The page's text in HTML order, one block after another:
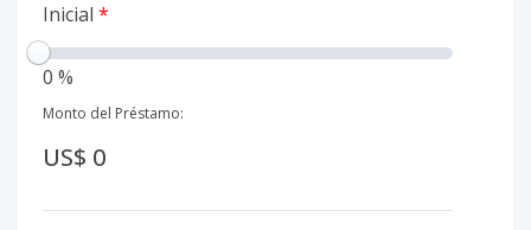
Inicial *
0 %
Monto del Préstamo:
US$ 0